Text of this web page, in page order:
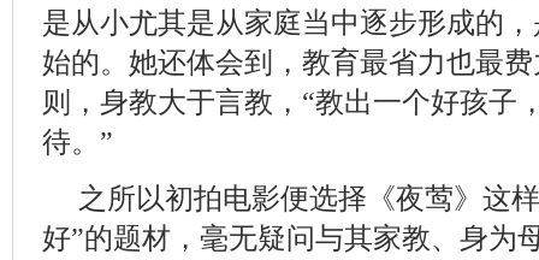
是从小尤其是从家庭当中逐步形成的
始的。她还体会到，教育最省力也最
则，身教大于言教，“教出一个好孩子
待。”
之所以初拍电影便选择《夜莺》这
好”的题材，毫无疑问与其家教、身为